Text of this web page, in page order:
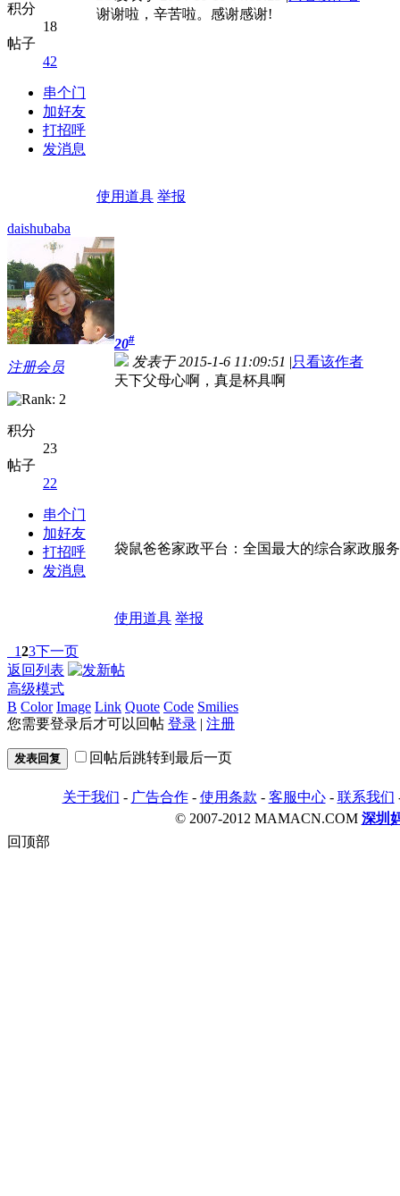
积分
18
帖子
42
串个门
加好友
打招呼
发消息
谢谢啦，辛苦啦。感谢感谢!
使用道具 举报
daishubaba
注册会员
积分
23
帖子
22
串个门
加好友
打招呼
发消息
20#
发表于 2015-1-6 11:09:51 |只看该作者
天下父母心啊，真是杯具啊
袋鼠爸爸家政平台：全国最大的综合家政服务
使用道具 举报
123下一页
返回列表
高级模式
B Color Image Link Quote Code Smilies
您需要登录后才可以回帖 登录 | 注册
发表回复 回帖后跳转到最后一页
关于我们 - 广告合作- 使用条款 - 客服中心- 联系我们
© 2007-2012 MAMACN.COM 深圳
回顶部